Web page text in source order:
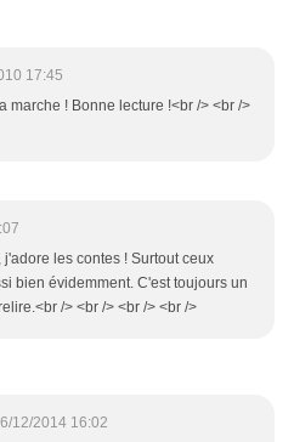
17:45
marche ! Bonne lecture !<br /> <br />
j'adore les contes ! Surtout ceux
bien évidemment. C'est toujours un
/> <br /> <br /> <br />
12/2014 16:02